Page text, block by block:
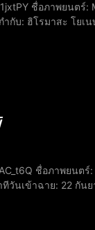
นแม่มด​ปีที่ฉาย:
บ: ฮิโรมาสะ โยเ
ประวัติ, ดราม่า​ผู้
ที​วันเข้าฉาย: 22 กั